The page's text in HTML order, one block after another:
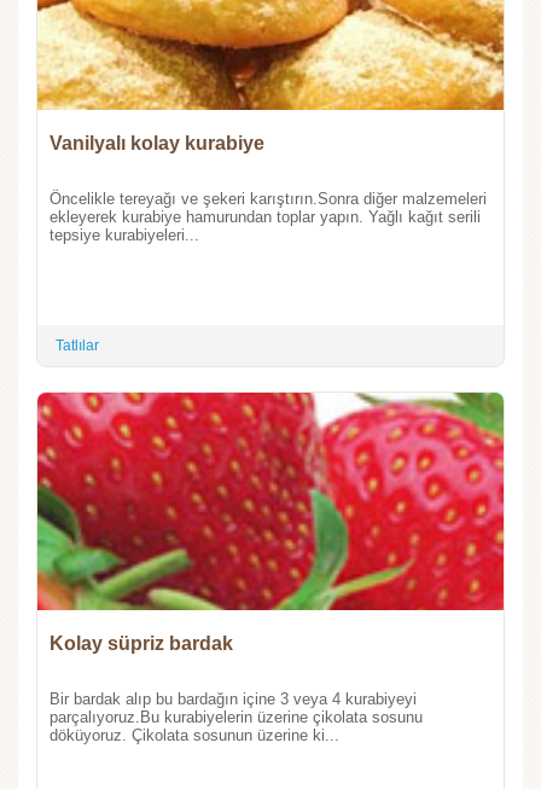
Vanilyalı kolay kurabiye
Öncelikle tereyağı ve şekeri karıştırın.Sonra diğer malzemeleri
ekleyerek kurabiye hamurundan toplar yapın. Yağlı kağıt serili
tepsiye kurabiyeleri...
Tatlılar
Kolay süpriz bardak
Bir bardak alıp bu bardağın içine 3 veya 4 kurabiyeyi
parçalıyoruz.Bu kurabiyelerin üzerine çikolata sosunu
döküyoruz. Çikolata sosunun üzerine ki...